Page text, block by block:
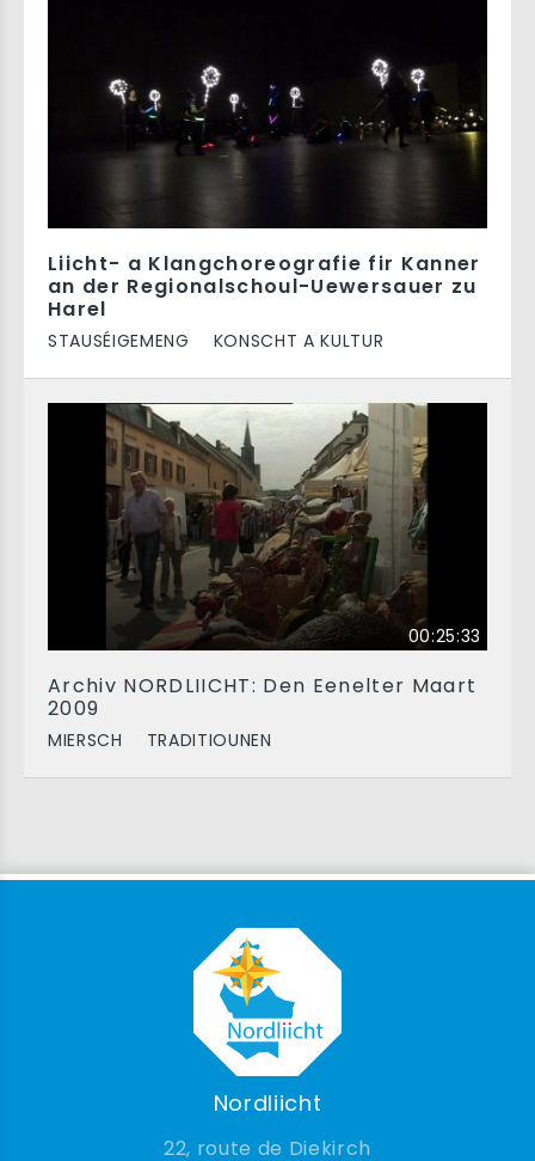
Liicht- a Klangchoreografie fir Kanner
an der Regionalschoul-Uewersauer zu
Harel
STAUSÉIGEMENG KONSCHT A KULTUR
00:25:33
Archiv NORDLIICHT: Den Eenelter Maart
2009
MIERSCH TRADITIOUNEN
Nordliicht
22, route de Diekirch